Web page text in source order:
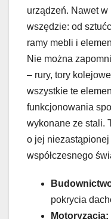
urządzeń. Nawet w
wszędzie: od
ramy mebli i
Nie można
– rury, tory
wszystkie te
funkcjonowania
wykonane ze stali.
o jej
współczesnego
pokrycia
Motoryzacja: